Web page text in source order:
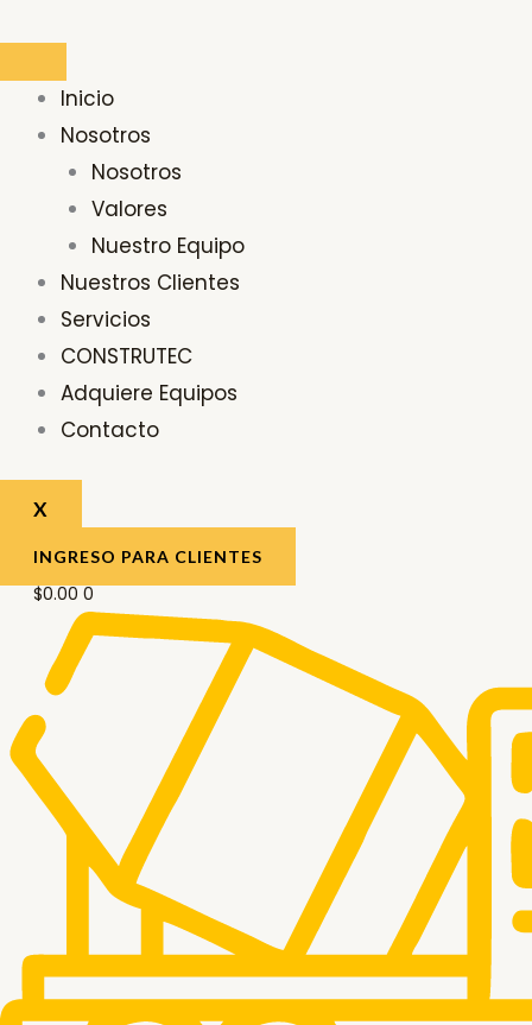
contenido
Inicio
Nosotros
Nosotros
Valores
Nuestro Equipo
Nuestros Clientes
Servicios
CONSTRUTEC
Adquiere Equipos
Contacto
X
INGRESO PARA CLIENTES
$0.00 0